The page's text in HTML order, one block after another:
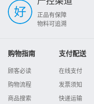
正品有保障
物料可追溯
购物指南
顾客必读
购物流程
商品搜索
支付配送
在线支付
发票须知
快递运输